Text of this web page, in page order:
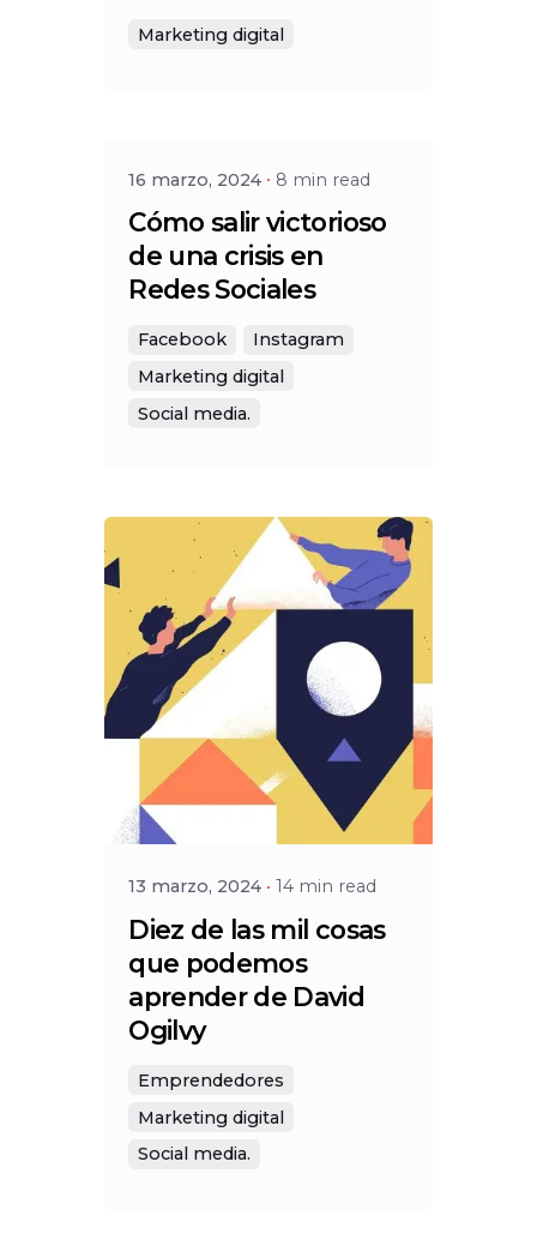
Marketing digital
16 marzo, 2024 8 min read
Cómo salir victorioso
de una crisis en
Redes Sociales
Facebook
Instagram
Marketing digital
Social media.
Posted by
Social
13 marzo, 2024 14 min read
Diez de las mil cosas
que podemos
aprender de David
Ogilvy
Emprendedores
Marketing digital
Social media.